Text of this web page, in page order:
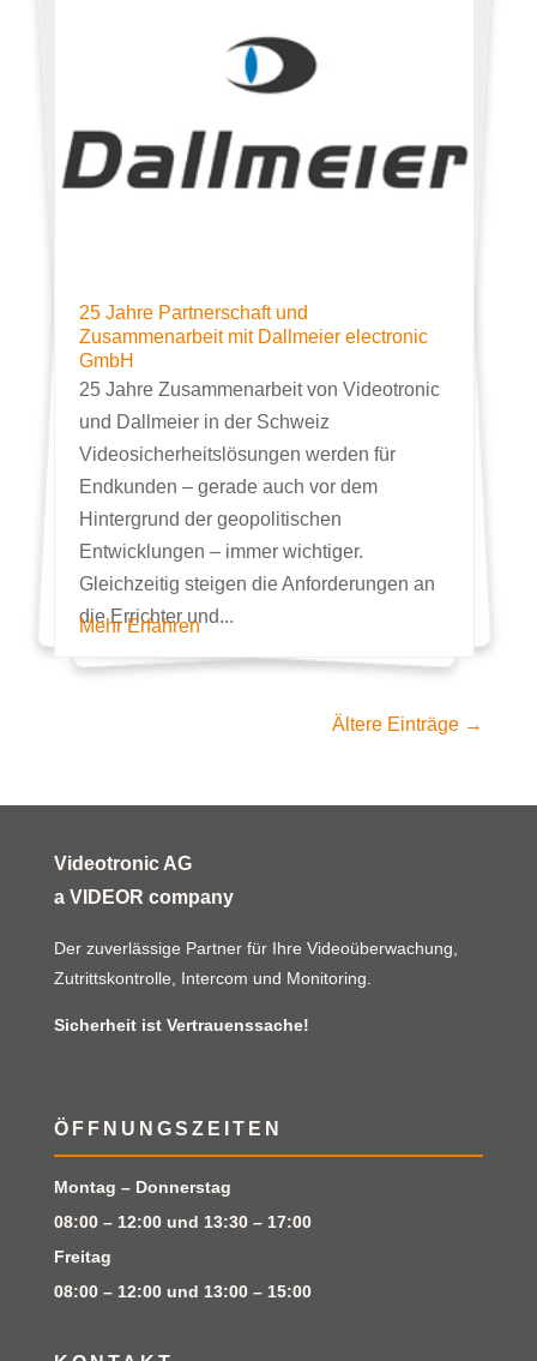
25 Jahre Partnerschaft und
Zusammenarbeit mit Dallmeier electronic
GmbH
25 Jahre Zusammenarbeit von Videotronic
und Dallmeier in der Schweiz
Videosicherheitslösungen werden für
Endkunden – gerade auch vor dem
Hintergrund der geopolitischen
Entwicklungen – immer wichtiger.
Gleichzeitig steigen die Anforderungen an
die Errichter und...
Mehr Erfahren
Videotronic AG
a VIDEOR company
Der zuverlässige Partner für Ihre Videoüberwachung,
Zutrittskontrolle, Intercom und Monitoring.
Sicherheit ist Vertrauenssache!
ÖFFNUNGSZEITEN
Montag – Donnerstag
08:00 – 12:00 und 13:30 – 17:00
Freitag
08:00 – 12:00 und 13:00 – 15:00